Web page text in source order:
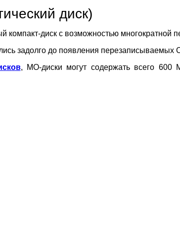
диск)
диск с возможностью многократной
задолго до появления
, МО-диски могут содержать всего 600